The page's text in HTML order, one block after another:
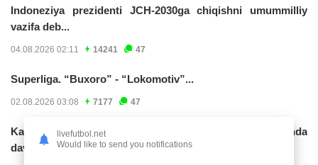
Indoneziya prezidenti JCH-2030ga chiqishni umummilliy
vazifa deb...
04.08.2026 02:11 14241 47
Superliga. “Buxoro” - “Lokomotiv”...
02.08.2026 03:08 7177 47
Kabo-verdelik darvozabon Vozinya faoliyatini Marokashda
davom ettirishi...
livefutbol.net
Would like to send you notifications